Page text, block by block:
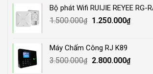
Bộ phát Wifi RUIJIE REYEE RG-
1.500.000₫
Original
1.500.000₫.
1.250.000₫Current
Máy Chấm Công RJ K89
3.500.000₫
Original
2.800.000₫Current